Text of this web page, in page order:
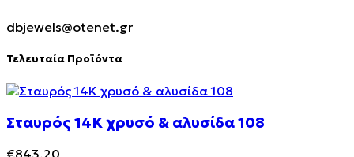
dbjewels@otenet.gr
Τελευταία Προϊόντα
Σταυρός 14Κ χρυσό & αλυσίδα 108